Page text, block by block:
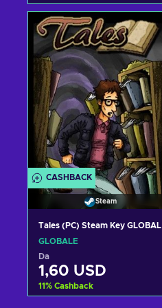
Aggiungi al carrello
Visualizza offerte
CASHBACK
Steam
Tales (PC) Steam Key GLOBAL
GLOBALE
Da
1,60 USD
11% Cashback